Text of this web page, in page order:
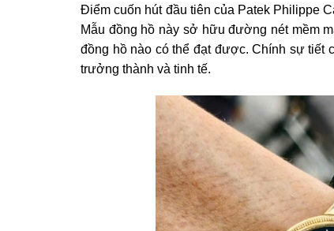
Điểm cuốn hút đầu tiên của Patek Philippe
Mẫu đồng hồ này sở hữu đường nét mềm
đồng hồ nào có thể đạt được. Chính sự tiết
trưởng thành và tinh tế.